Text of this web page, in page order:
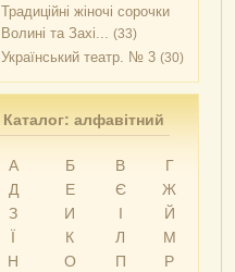
Традиційні жіночі сорочки
Волині та Захі... (33)
Український театр. № 3 (30)
Каталог: алфавітний
А Б В
Г
Д
Е Є
Ж
З
И І
Й
Ї
К Л
М
Н
О П
Р